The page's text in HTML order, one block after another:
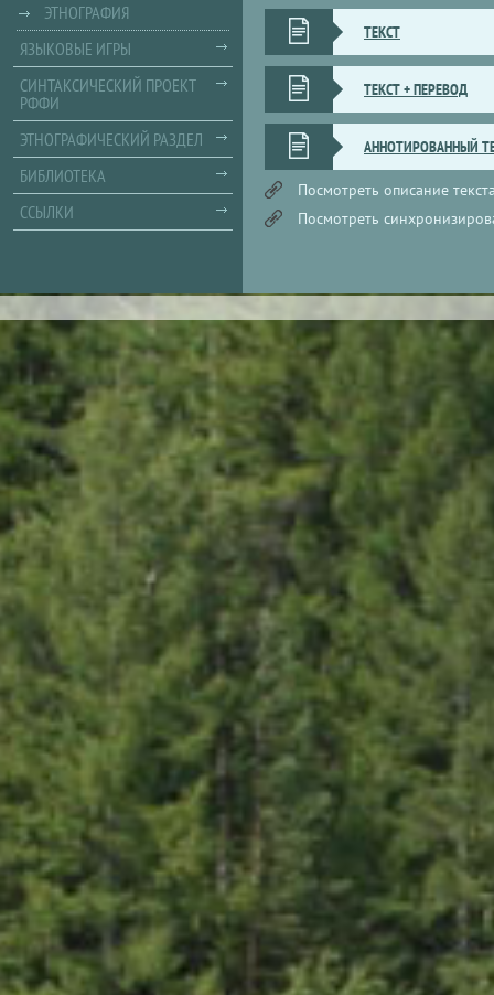
ТЕКСТ
ТЕКСТ + ПЕРЕВОД
АННОТИРОВАННЫЙ
Посмотреть описание
Посмотреть
ЭТНОГРАФИЯ
ЯЗЫКОВЫЕ ИГРЫ
СИНТАКСИЧЕСКИЙ ПРОЕКТ
РФФИ
ЭТНОГРАФИЧЕСКИЙ РАЗДЕЛ
БИБЛИОТЕКА
ССЫЛКИ